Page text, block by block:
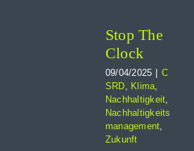
Stop The
Clock
09/04/2025
C
SRD, Klima,
Nachhaltigkeit,
Nachhaltigkeits
management,
Zukunft